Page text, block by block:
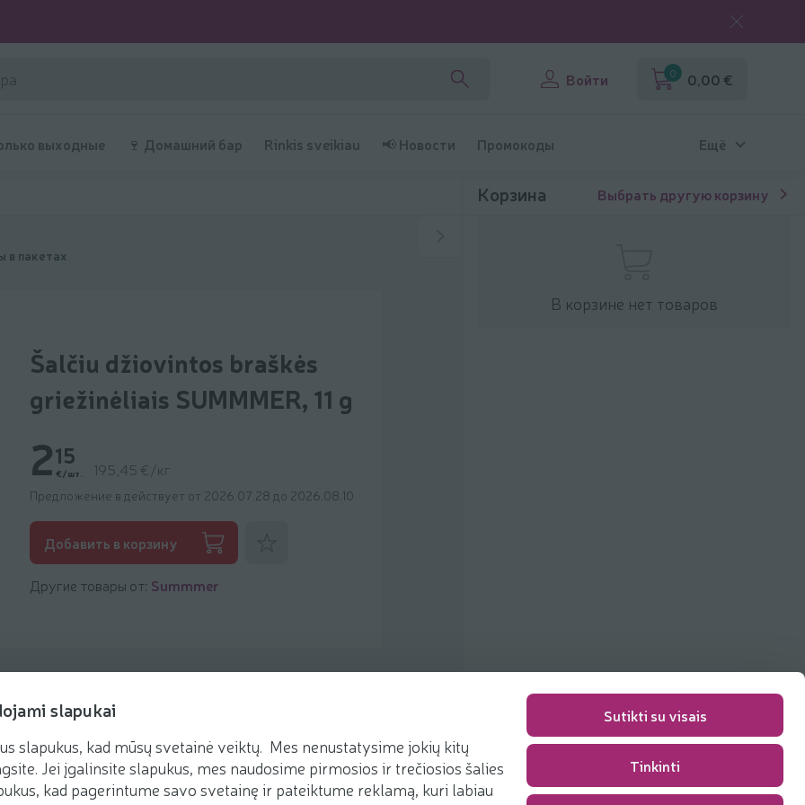
slapukai
slapukus, kad mūsų svetainė veiktų. Mes nenustatysime jokių kitų
Jei įgalinsite slapukus, mes naudosime pirmosios ir trečiosios šalies
kad pagerintume savo svetainę ir pateiktume reklamą, kuri labiau
Sutikti su visais
Tinkinti
Войти 0 0,00 €
выходные 🍷 Домашний бар Rinkis sveikiau 📢 Новости Промокоды Ещё
пакетах
Šalčiu džiovintos braškės
griežinėliais SUMMMER, 11 g
215
€/шт. 195,45 €/кг
Предложение в действует от 2026.07.28 до 2026.08.10
Добавить в корзину
Другие товары от: Summmer
Рецепты
Корзина Выбрать другую корзину
В корзине нет товаров
Упаковка 0,00 €
Сумма 0,00 €